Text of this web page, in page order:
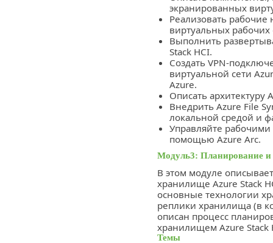
экранированных
Реализовать рабочие
виртуальных рабочих
Выполнить
Stack HCI.
Создать VPN-
виртуальной сети
Azure.
Описать архитектуру
Внедрить Azure File
локальной средой и
Управляйте рабочими
помощью Azure Arc.
Модуль3: Планирование
В этом модуле
хранилище Azure Stack
основные технологии
реплики хранилища (в
описан процесс
хранилищем Azure Stack
Темы